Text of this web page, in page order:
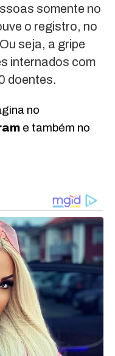
somente no
o registro, no
seja, a gripe
internados com
doentes.
no
e também no